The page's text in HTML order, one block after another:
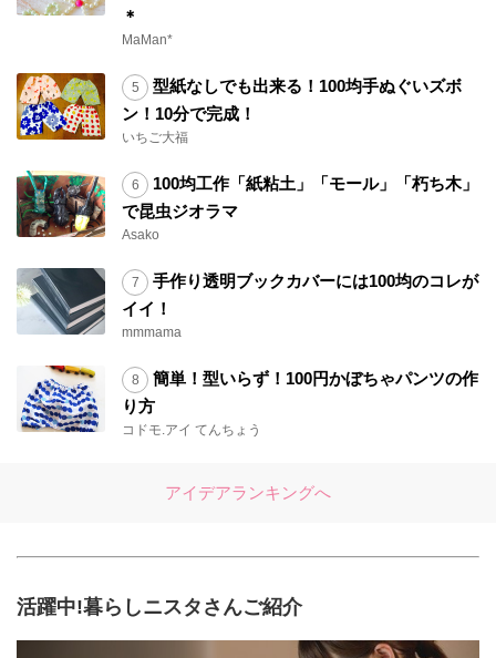
＊
MaMan*
型紙なしでも出来る！100均手ぬぐいズボ
ン！10分で完成！
いちご大福
100均工作「紙粘土」「モール」「朽ち木」
で昆虫ジオラマ
Asako
手作り透明ブックカバーには100均のコレが
イイ！
mmmama
簡単！型いらず！100円かぼちゃパンツの作
り方
コドモ.アイ てんちょう
アイデアランキングへ
活躍中!暮らしニスタさんご紹介